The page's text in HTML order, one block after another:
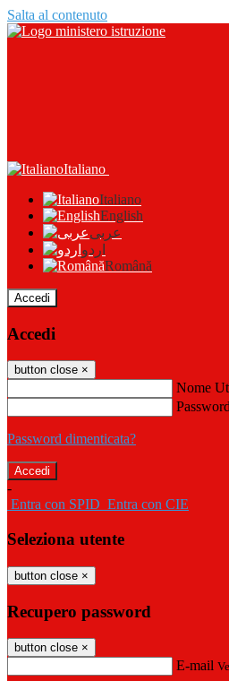
Salta al contenuto
Italiano
Italiano
English
عربى
اردو
Română
Accedi
Accedi
button close ×
Nome
Password dimenticata?
-
Entra con SPID Entra con CIE
Seleziona utente
button close ×
Recupero password
button close ×
E-mail